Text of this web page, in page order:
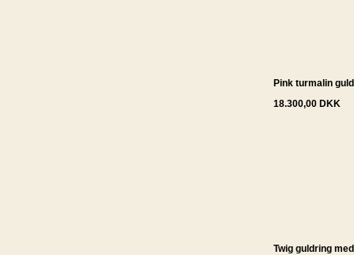
Pink turmalin
18.300,00 DKK
Twig guldring